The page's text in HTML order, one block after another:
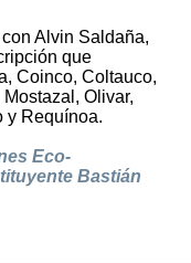
Alvin Saldaña,
que
Coinco, Coltauco,
Olivar,
y Requínoa.
Eco-
Bastián